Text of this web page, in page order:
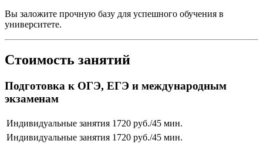
Вы заложите прочную базу для успешного обучения в
университете.
Стоимость занятий
Подготовка к ОГЭ, ЕГЭ и международным
экзаменам
Индивидуальные занятия 1720 руб./45 мин.
Индивидуальные занятия 1720 руб./45 мин.